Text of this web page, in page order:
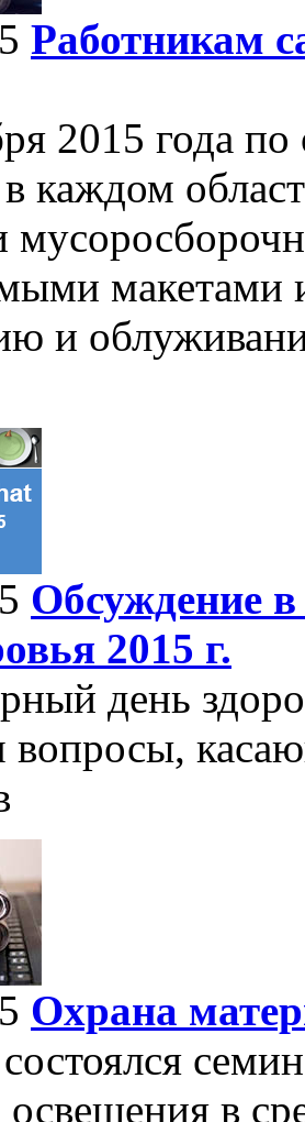
Работникам
2015 года
каждом
макетами
и
Обсуждение
2015 г.
день
вопросы,
Охрана
в